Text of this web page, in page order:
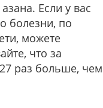
Если у вас
болезни, по
можете
что за
раз больше, чем